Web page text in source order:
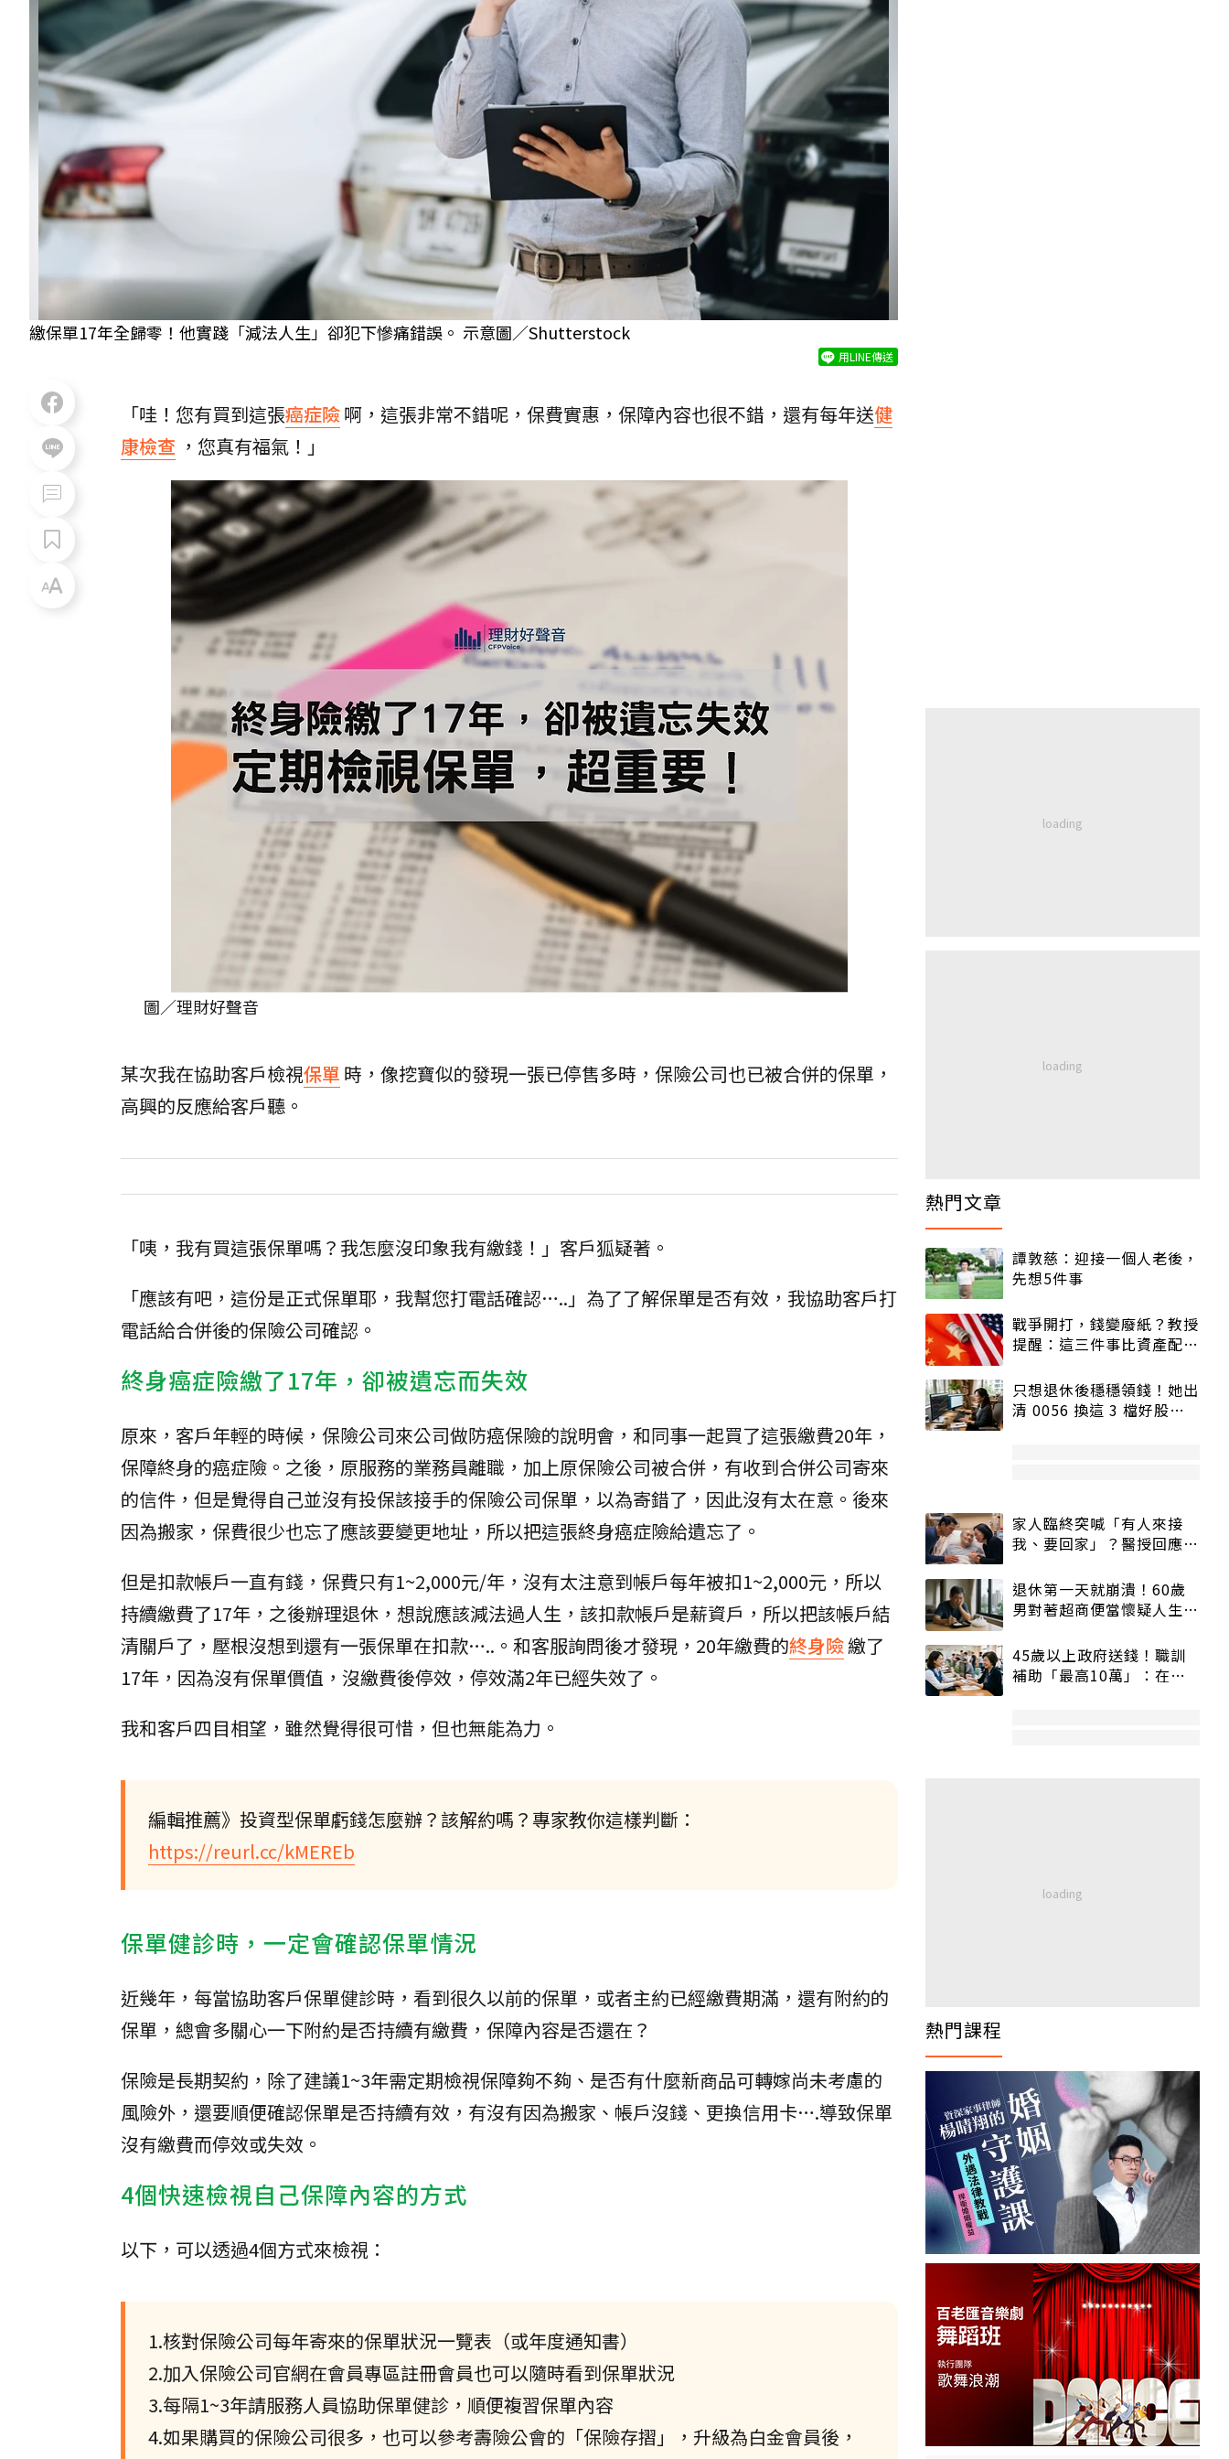
繳保單17年全歸零！他實踐「減法人生」卻犯下慘痛錯誤。 示意圖／Shutterstock
用LINE傳送
「哇！您有買到這張癌症險啊，這張非常不錯呢，保費實惠，保障內容也很不錯，還有每年送健
康檢查 ，您真有福氣！」
圖／理財好聲音
某次我在協助客戶檢視保單 時，像挖寶似的發現一張已停售多時，保險公司也已被合併的保單，
高興的反應給客戶聽。
「咦，我有買這張保單嗎？我怎麼沒印象我有繳錢！」客戶狐疑著。
「應該有吧，這份是正式保單耶，我幫您打電話確認…..」為了了解保單是否有效，我協助客戶打
電話給合併後的保險公司確認。
終身癌症險繳了17年，卻被遺忘而失效
原來，客戶年輕的時候，保險公司來公司做防癌保險的說明會，和同事一起買了這張繳費20年，
保障終身的癌症險。之後，原服務的業務員離職，加上原保險公司被合併，有收到合併公司寄來
的信件，但是覺得自己並沒有投保該接手的保險公司保單，以為寄錯了，因此沒有太在意。後來
因為搬家，保費很少也忘了應該要變更地址，所以把這張終身癌症險給遺忘了。
但是扣款帳戶一直有錢，保費只有1~2,000元/年，沒有太注意到帳戶每年被扣1~2,000元，所以
持續繳費了17年，之後辦理退休，想說應該減法過人生，該扣款帳戶是薪資戶，所以把該帳戶結
清關戶了，壓根沒想到還有一張保單在扣款…..。和客服詢問後才發現，20年繳費的終身險繳了
17年，因為沒有保單價值，沒繳費後停效，停效滿2年已經失效了。
我和客戶四目相望，雖然覺得很可惜，但也無能為力。
編輯推薦》投資型保單虧錢怎麼辦？該解約嗎？專家教你這樣判斷：
https://reurl.cc/kMEREb
保單健診時，一定會確認保單情況
近幾年，每當協助客戶保單健診時，看到很久以前的保單，或者主約已經繳費期滿，還有附約的
保單，總會多關心一下附約是否持續有繳費，保障內容是否還在？
保險是長期契約，除了建議1~3年需定期檢視保障夠不夠、是否有什麼新商品可轉嫁尚未考慮的
風險外，還要順便確認保單是否持續有效，有沒有因為搬家、帳戶沒錢、更換信用卡….導致保單
沒有繳費而停效或失效。
4個快速檢視自己保障內容的方式
以下，可以透過4個方式來檢視：
1.核對保險公司每年寄來的保單狀況一覽表（或年度通知書）
2.加入保險公司官網在會員專區註冊會員也可以隨時看到保單狀況
3.每隔1~3年請服務人員協助保單健診，順便複習保單內容
4.如果購買的保險公司很多，也可以參考壽險公會的「保險存摺」，升級為白金會員後，
熱門文章
譚敦慈：迎接一個人老後，
先想5件事
戰爭開打，錢變廢紙？教授
提醒：這三件事比資產配置
只想退休後穩穩領錢！她出
清 0056 換這 3 檔好股：
家人臨終突喊「有人來接
我、要回家」？醫授回應方
退休第一天就崩潰！60歲
男對著超商便當懷疑人生
45歲以上政府送錢！職訓
補助「最高10萬」：在
熱門課程